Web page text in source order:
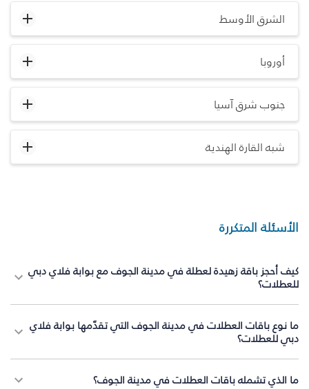
الشرق الأوسط
أوروبا
جنوب شرق آسيا
شبه القارة الهندية
الأسئلة المتكررة
كيف أحجز باقة زهيدة لعطلة في مدينة الجوف مع بوابة فلاي دبي
للعطلات؟
ما نوع باقات العطلات في مدينة الجوف التي تقدّمها بوابة فلاي
دبي للعطلات؟
ما الذي تشمله باقات العطلات في مدينة الجوف؟